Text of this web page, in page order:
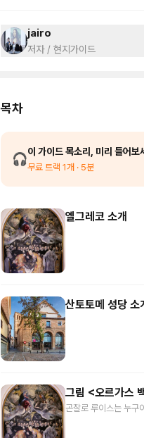
jairo
저자 / 현지가이드
목차
🎧이 가이드 목소리, 미리 들어보
무료 트랙 1개 · 5분
엘그레코 소개
산토토메 성당 소
그림 <오르가스
곤잘로 루이스는 누구